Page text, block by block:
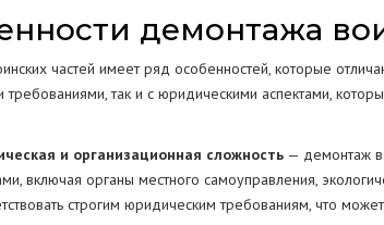
демонтажа
частей имеет ряд особенностей, которые
требованиями, так и с юридическими аспектами,
и организационная сложность — демонтаж
включая органы местного самоуправления,
строгим юридическим требованиям, что